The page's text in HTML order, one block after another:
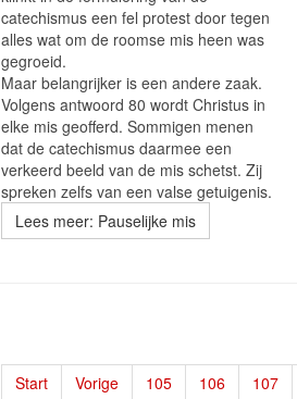
catechismus een fel protest door tegen
alles wat om de roomse mis heen was
gegroeid.
Maar belangrijker is een andere zaak.
Volgens antwoord 80 wordt Christus in
elke mis geofferd. Sommigen menen
dat de catechismus daarmee een
verkeerd beeld van de mis schetst. Zij
spreken zelfs van een valse getuigenis.
Lees meer: Pauselijke mis
Start Vorige 105 106 107